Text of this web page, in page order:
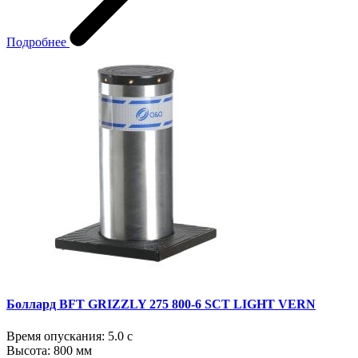
Подробнее
Боллард BFT GRIZZLY 275 800-6 SCT LIGHT VERN
Время опускания: 5.0 с
Высота: 800 мм